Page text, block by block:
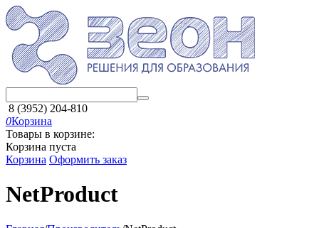
8 (3952) 204-810
0Корзина
Товары в корзине:
Корзина пуста
Корзина Оформить заказ
NetProduct